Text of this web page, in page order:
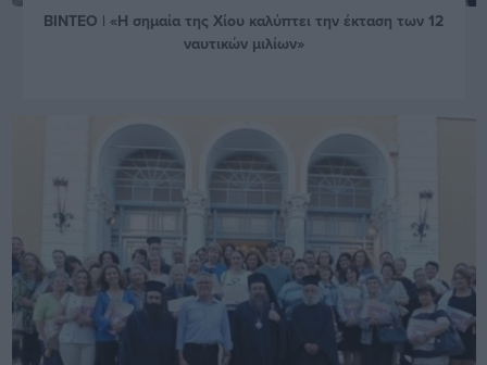
ΒΙΝΤΕΟ | «Η σημαία της Χίου καλύπτει την έκταση των 12
ναυτικών μιλίων»